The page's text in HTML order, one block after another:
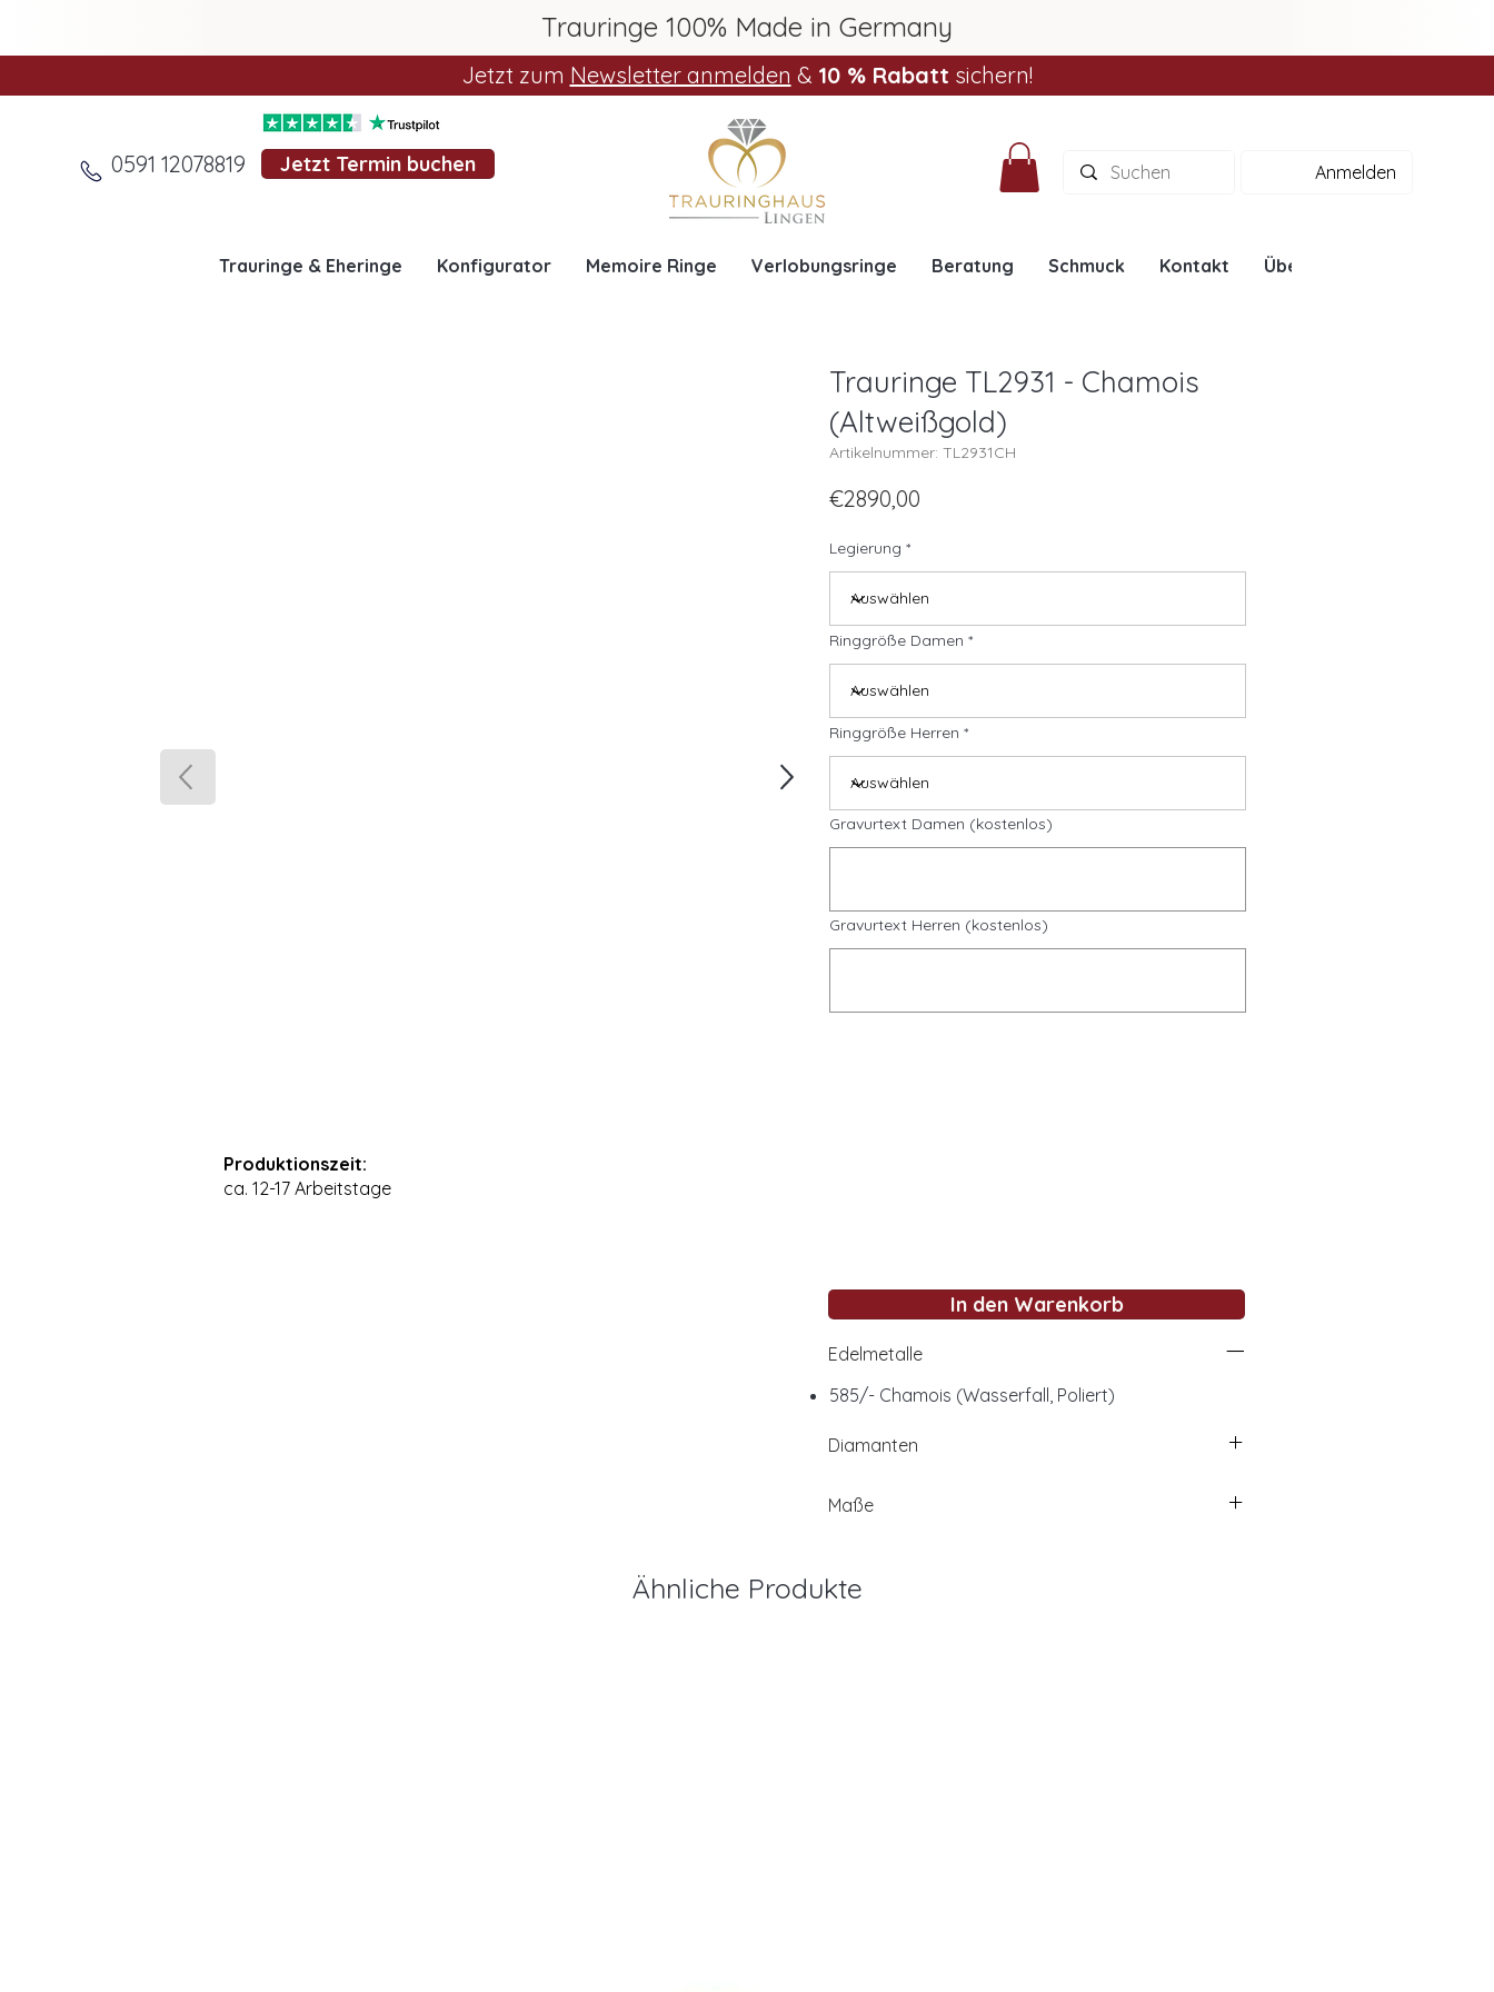
Trauringe 100% Made in Germany
Jetzt zum Newsletter anmelden & 10 % Rabatt sichern!
0591 12078819 Jetzt Termin buchen Anmelden
Trauringe & Eheringe Konfigurator Memoire Ringe Verlobungsringe Beratung Schmuck Kontakt Über uns
Produktionszeit:
ca. 12-17 Arbeitstage
Trauringe TL2931 - Chamois
(Altweißgold)
Artikelnummer: TL2931CH
€2890,00
Legierung
Ringgröße Damen
Ringgröße Herren
Gravurtext Damen (kostenlos)
Gravurtext Herren (kostenlos)
In den Warenkorb
Edelmetalle
585/- Chamois (Wasserfall, Poliert)
Diamanten
Maße
Ähnliche Produkte